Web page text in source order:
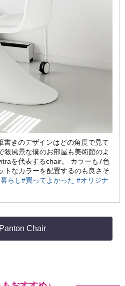
書きのデザインはどの角度で見て
殺風景な僕のお部屋も美術館のよ
を代表するchair。 カラーも7色
トなカラーを配置するのも良さそ
らし#買ってよかった #オリジナ
Chair